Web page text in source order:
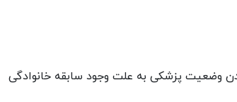
وضعیت پزشکی به علت وجود سابقه خانوادگی